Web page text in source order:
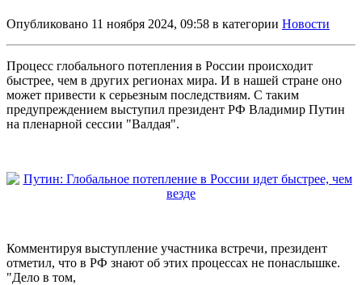
Опубликовано 11 ноября 2024, 09:58 в категории Новости
Процесс глобального потепления в России происходит
быстрее, чем в других регионах мира. И в нашей стране оно
может привести к серьезным последствиям. С таким
предупреждением выступил президент РФ Владимир Путин
на пленарной сессии "Валдая".
Комментируя выступление участника встречи, президент
отметил, что в РФ знают об этих процессах не понаслышке.
"Дело в том,